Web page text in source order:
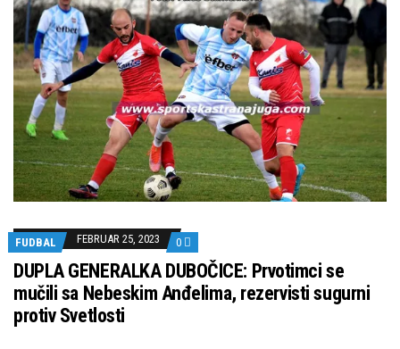
FUDBAL FEBRUAR 25, 2023 0
DUPLA GENERALKA DUBOČICE: Prvotimci se
mučili sa Nebeskim Anđelima, rezervisti sugurni
protiv Svetlosti